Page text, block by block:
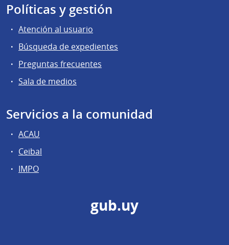
Políticas y gestión
Atención al usuario
Búsqueda de expedientes
Preguntas frecuentes
Sala de medios
Servicios a la comunidad
ACAU
Ceibal
IMPO
gub.uy